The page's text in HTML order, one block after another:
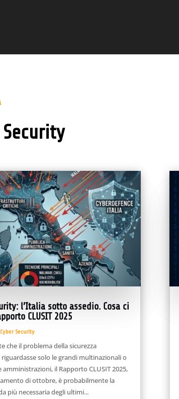
Security
l’Italia sotto assedio. Cosa ci
CLUSIT 2025
Cyber Security
che il problema della sicurezza
solo le grandi multinazionali o
amministrazioni, il Rapporto CLUSIT 2025,
di ottobre, è probabilmente la
più necessaria degli ultimi...